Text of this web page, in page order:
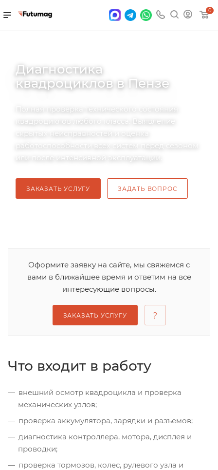
0
Диагностика
квадроциклов в Пензе
Полная проверка технического состояния
квадроциклов любого класса. Выявление
скрытых неисправностей и оценка
работоспособности всех систем перед сезоном
или после интенсивной эксплуатации.
ЗАКАЗАТЬ УСЛУГУ ЗАДАТЬ ВОПРОС
Оформите заявку на сайте, мы свяжемся с
вами в ближайшее время и ответим на все
интересующие вопросы.
ЗАКАЗАТЬ УСЛУГУ
Что входит в работу
внешний осмотр квадроцикла и проверка
механических узлов;
проверка аккумулятора, зарядки и разъемов;
диагностика контроллера, мотора, дисплея и
проводки;
проверка тормозов, колес, рулевого узла и